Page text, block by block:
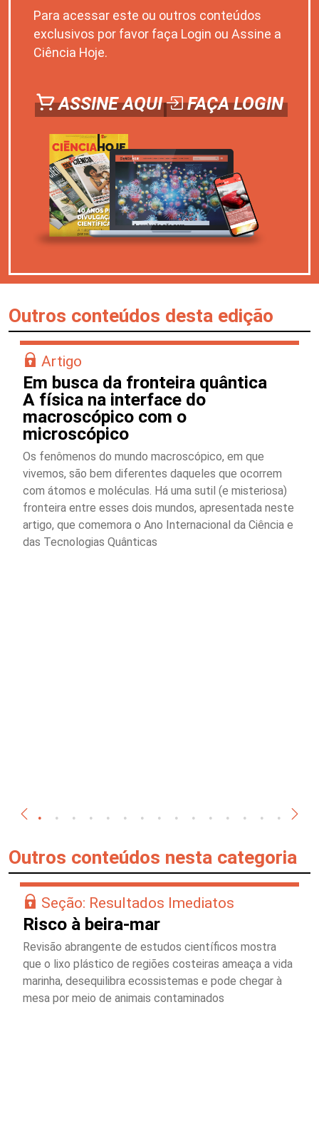
Para acessar este ou outros conteúdos
exclusivos por favor faça Login ou Assine a
Ciência Hoje.
ASSINE AQUI FAÇA LOGIN
Outros conteúdos desta edição
Artigo
Em busca da fronteira quântica
A física na interface do
macroscópico com o
microscópico
Os fenômenos do mundo macroscópico, em que
vivemos, são bem diferentes daqueles que ocorrem
com átomos e moléculas. Há uma sutil (e misteriosa)
fronteira entre esses dois mundos, apresentada neste
artigo, que comemora o Ano Internacional da Ciência e
das Tecnologias Quânticas
Outros conteúdos nesta categoria
Seção: Resultados Imediatos
Risco à beira-mar
Revisão abrangente de estudos científicos mostra
que o lixo plástico de regiões costeiras ameaça a vida
marinha, desequilibra ecossistemas e pode chegar à
mesa por meio de animais contaminados